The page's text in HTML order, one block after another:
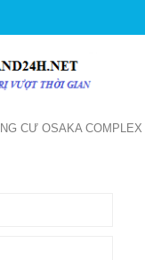
CƯ OSAKA COMPLEX